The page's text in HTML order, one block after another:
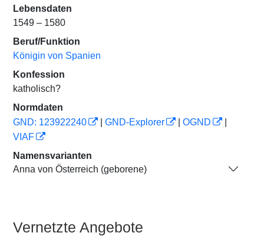
Lebensdaten
1549 – 1580
Beruf/Funktion
Königin von Spanien
Konfession
katholisch?
Normdaten
GND: 123922240
GND-Explorer OGND
VIAF
Namensvarianten
Anna von Österreich (geborene)
Vernetzte Angebote